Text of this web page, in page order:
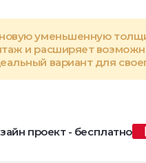
уменьшенную
и расширяет
вариант для
проект - бесплатно